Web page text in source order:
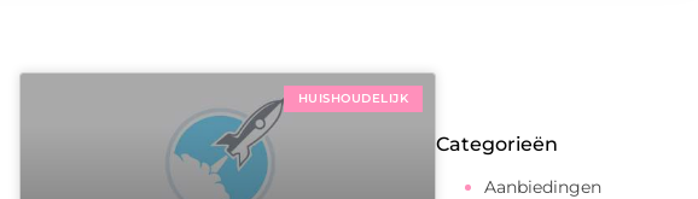
HUISHOUDELIJK
Categorieën
Aanbiedingen